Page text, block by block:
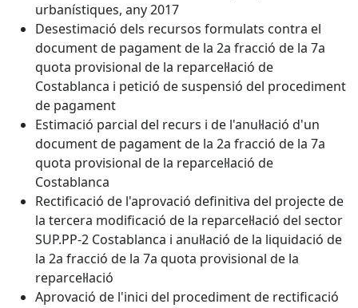
urbanístiques, any 2017
Desestimació dels recursos formulats contra el
document de pagament de la 2a fracció de la 7a
quota provisional de la reparcel·lació de
Costablanca i petició de suspensió del procediment
de pagament
Estimació parcial del recurs i de l'anul·lació d'un
document de pagament de la 2a fracció de la 7a
quota provisional de la reparcel·lació de
Costablanca
Rectificació de l'aprovació definitiva del projecte de
la tercera modificació de la reparcel·lació del sector
SUP.PP-2 Costablanca i anul·lació de la liquidació de
la 2a fracció de la 7a quota provisional de la
reparcel·lació
Aprovació de l'inici del procediment de rectificació